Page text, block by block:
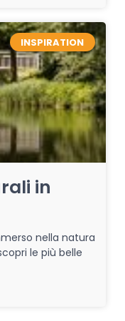
INSPIRATION
in
nella natura
le più belle